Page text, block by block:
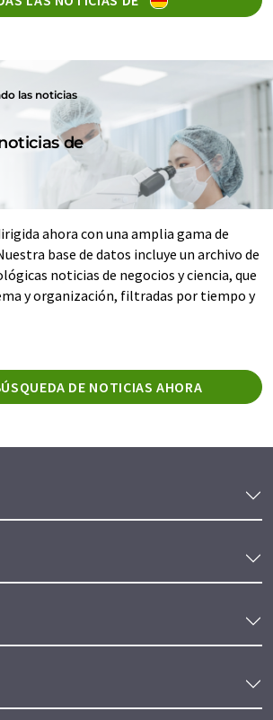
las noticias
de
ahora con una amplia gama de
base de datos incluye un archivo de
noticias de negocios y ciencia, que
y organización, filtradas por tiempo y
DE NOTICIAS AHORA